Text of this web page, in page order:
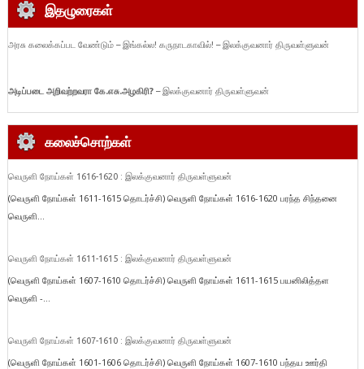
இதழுரைகள்
அரசு கலைக்கப்பட வேண்டும் – இங்கல்ல! கருநாடகாவில்! – இலக்குவனார் திருவள்ளுவன்
அடிப்படை அறிவற்றவரா கே.எசு.அழகிரி?– இலக்குவனார் திருவள்ளுவன்
கலைச்சொற்கள்
வெருளி நோய்கள் 1616-1620 : இலக்குவனார் திருவள்ளுவன்
(வெருளி நோய்கள் 1611-1615 தொடர்ச்சி) வெருளி நோய்கள் 1616-1620 பரந்த சிந்தனை
வெருளி...
வெருளி நோய்கள் 1611-1615 : இலக்குவனார் திருவள்ளுவன்
(வெருளி நோய்கள் 1607-1610 தொடர்ச்சி) வெருளி நோய்கள் 1611-1615 பயனிலித்தள
வெருளி -...
வெருளி நோய்கள் 1607-1610 : இலக்குவனார் திருவள்ளுவன்
(வெருளி நோய்கள் 1601-1606 தொடர்ச்சி) வெருளி நோய்கள் 1607-1610 பந்தய ஊர்தி